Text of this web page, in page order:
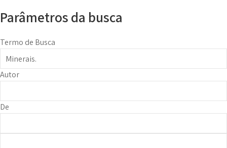
Parâmetros da busca
Termo de Busca
Autor
De